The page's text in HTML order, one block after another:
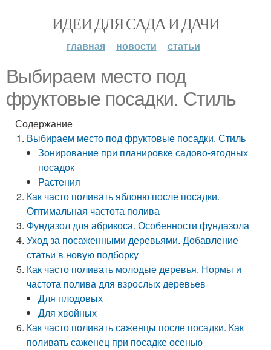
ИДЕИ ДЛЯ САДА И ДАЧИ
главная новости статьи
Выбираем место под
фруктовые посадки. Стиль
Содержание
Выбираем место под фруктовые посадки. Стиль
Зонирование при планировке садово-ягодных
посадок
Растения
Как часто поливать яблоню после посадки.
Оптимальная частота полива
Фундазол для абрикоса. Особенности фундазола
Уход за посаженными деревьями. Добавление
статьи в новую подборку
Как часто поливать молодые деревья. Нормы и
частота полива для взрослых деревьев
Для плодовых
Для хвойных
Как часто поливать саженцы после посадки. Как
поливать саженец при посадке осенью